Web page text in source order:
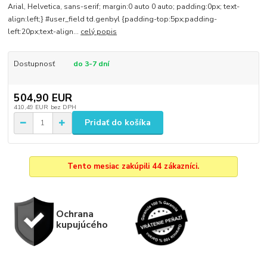
Arial, Helvetica, sans-serif; margin:0 auto 0 auto; padding:0px; text-
align:left;} #user_field td.genbyl {padding-top:5px;padding-
left:20px;text-align... celý popis
Dostupnosť do 3-7 dní
504,90 EUR
410,49 EUR bez DPH
Pridať do košíka
Tento mesiac zakúpili 44 zákazníci.
Ochrana
kupujúcého